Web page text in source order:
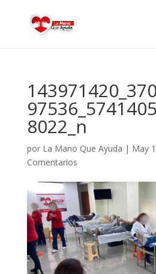
8022_n
por La Mano Que Ayuda | May
Comentarios